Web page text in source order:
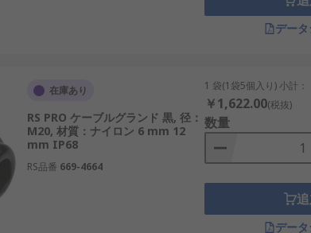
データ
在庫あり
RS PRO ケーブルグランド 黒, 径：
M20, 材質：ナイロン 6 mm 12
mm IP68
RS品番 669-4664
1 袋(1袋5個入り) 小計：
￥1,622.00(税抜)
数量
データ